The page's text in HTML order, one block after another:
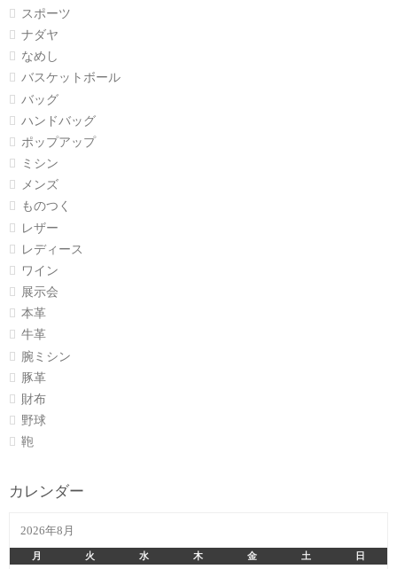
スポーツ
ナダヤ
なめし
バスケットボール
バッグ
ハンドバッグ
ポップアップ
ミシン
メンズ
ものつく
レザー
レディース
ワイン
展示会
本革
牛革
腕ミシン
豚革
財布
野球
鞄
カレンダー
2026年8月
月 火 水 木 金 土
日